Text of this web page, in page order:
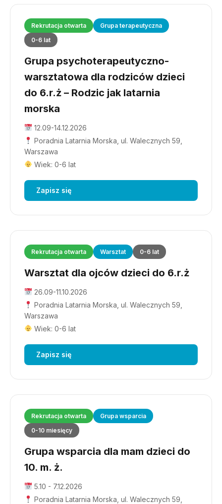
Rekrutacja otwarta
Grupa terapeutyczna
0-6 lat
Grupa psychoterapeutyczno-
warsztatowa dla rodziców dzieci
do 6.r.ż – Rodzic jak latarnia
morska
12.09-14.12.2026
Poradnia Latarnia Morska, ul. Walecznych 59,
Warszawa
Wiek: 0-6 lat
Zapisz się
Rekrutacja otwarta Warsztat 0-6 lat
Warsztat dla ojców dzieci do 6.r.ż
26.09-11.10.2026
Poradnia Latarnia Morska, ul. Walecznych 59,
Warszawa
Wiek: 0-6 lat
Zapisz się
Rekrutacja otwarta
Grupa wsparcia
0-10 miesięcy
Grupa wsparcia dla mam dzieci do
10. m. ż.
5.10 - 7.12.2026
Poradnia Latarnia Morska, ul. Walecznych 59,